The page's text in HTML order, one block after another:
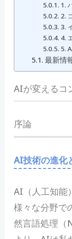
1.
2.
3.
4.
5.
最新情
AIが変えるコ
序論
AI技術の進化
AI（人工知能
様々な分野で
然言語処理（